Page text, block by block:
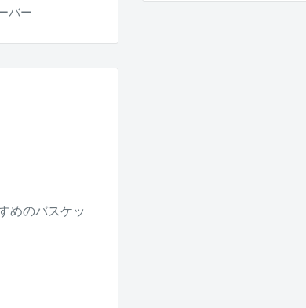
バー
めのバスケッ